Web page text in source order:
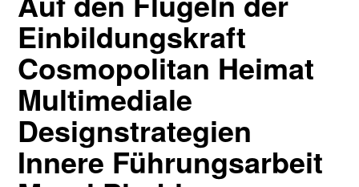
Einbildungskraft
Cosmopolitan Heimat
Multimediale
Designstrategien
Innere Führungsarbeit